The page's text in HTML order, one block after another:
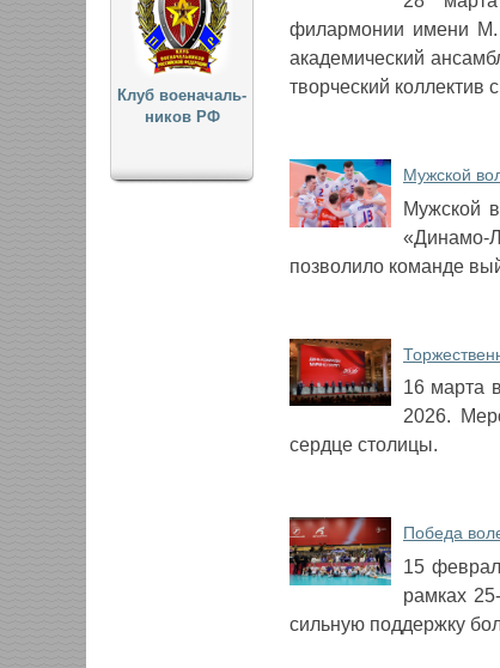
филармонии имени М.
академический
творческий коллектив
Мужской
Мужской
«Динамо-
позволило команде
16 марта
2026.
сердце столицы.
Победа
15
рамках
сильную поддержку
Клуб военачаль-
ников РФ